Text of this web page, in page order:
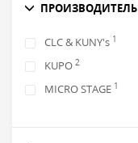
ПРОИЗВОДИТЕЛЬ
CLC & KUNY's 1
KUPO 2
MICRO STAGE 1